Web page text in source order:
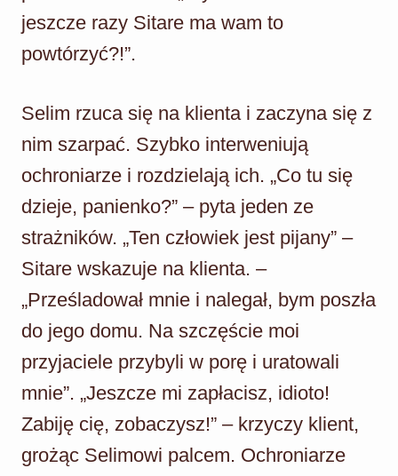
jeszcze razy Sitare ma wam to
powtórzyć?!”.
Selim rzuca się na klienta i zaczyna się z
nim szarpać. Szybko interweniują
ochroniarze i rozdzielają ich. „Co tu się
dzieje, panienko?” – pyta jeden ze
strażników. „Ten człowiek jest pijany” –
Sitare wskazuje na klienta. –
„Prześladował mnie i nalegał, bym poszła
do jego domu. Na szczęście moi
przyjaciele przybyli w porę i uratowali
mnie”. „Jeszcze mi zapłacisz, idioto!
Zabiję cię, zobaczysz!” – krzyczy klient,
grożąc Selimowi palcem. Ochroniarze